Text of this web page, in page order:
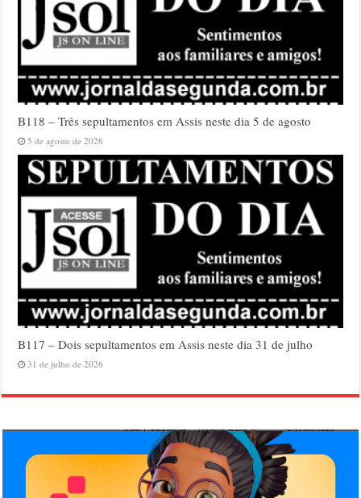
B118 – Três sepultamentos em Assis neste dia 5 de agosto
5 de agosto de 2026
B117 – Dois sepultamentos em Assis neste dia 31 de julho
31 de julho de 2026